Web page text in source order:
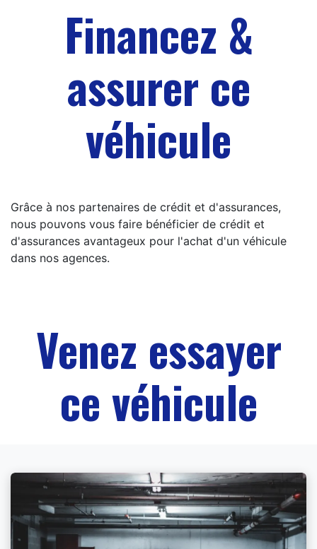
Financez &
assurer ce
véhicule
Grâce à nos partenaires de crédit et d'assurances,
nous pouvons vous faire bénéficier de crédit et
d'assurances avantageux pour l'achat d'un véhicule
dans nos agences.
Venez essayer
ce véhicule